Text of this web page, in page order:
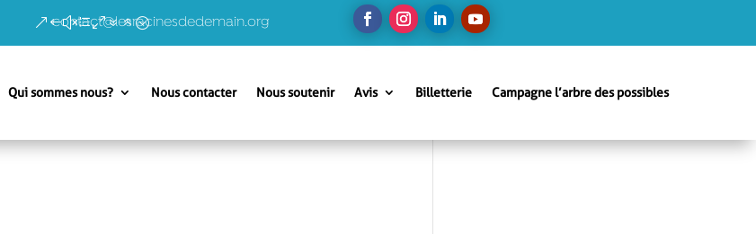
contact@lesracinesdedemain.org
Qui sommes nous? Nous contacter Nous soutenir Avis Billetterie Campagne l’arbre des possibles